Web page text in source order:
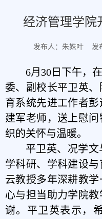
经济管理学院
发布人：朱姝叶 发
6月 30 日下午，
委、副校长平卫英
育系统先进工作者
建军老师，送上慰
织的关怀与温暖。
平卫英、况学
学科研、学科建设
云教授多年深耕教
心与担当助力学院
谢。平卫英表示，